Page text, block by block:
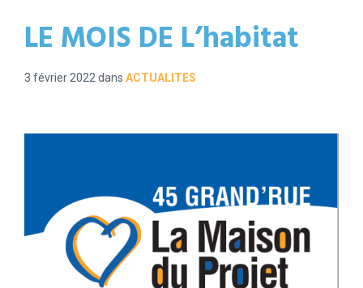
LE MOIS DE L’habitat
3 février 2022dans ACTUALITES